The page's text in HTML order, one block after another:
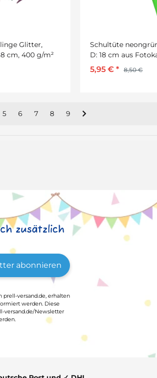
Glitter,
cm, 400 g/m²
Schultüte
D: 18 cm aus
Stück
5,95 € * 8,50 €
5 6 7 8 9
zusätzlich
abonnieren
versand.de, erhalten
werden. Diese
versand.de/Newsletter